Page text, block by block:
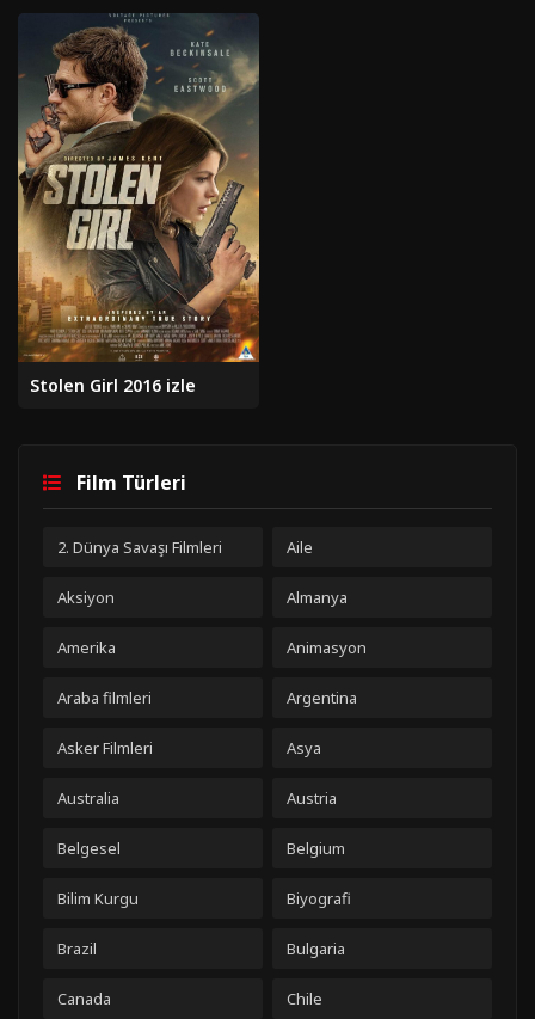
Stolen Girl 2016 izle
Film Türleri
2. Dünya Savaşı Filmleri Aile
Aksiyon Almanya
Amerika Animasyon
Araba filmleri Argentina
Asker Filmleri Asya
Australia Austria
Belgesel Belgium
Bilim Kurgu Biyografi
Brazil Bulgaria
Canada Chile